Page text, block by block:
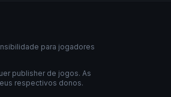
para jogadores
publisher de jogos. As
respectivos donos.